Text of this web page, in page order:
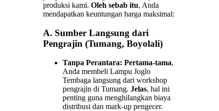
produksi kami. Oleh sebab itu, Anda
mendapatkan keuntungan harga maksimal:
A. Sumber Langsung dari
Pengrajin (Tumang, Boyolali)
Tanpa Perantara: Pertama-tama,
Anda membeli Lampu Joglo
Tembaga langsung dari workshop
pengrajin di Tumang. Jelas, hal ini
penting guna menghilangkan biaya
distribusi dan mark-up pengecer.